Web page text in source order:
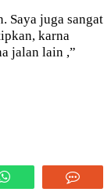
Saya juga sangat
karna
jalan lain ,”